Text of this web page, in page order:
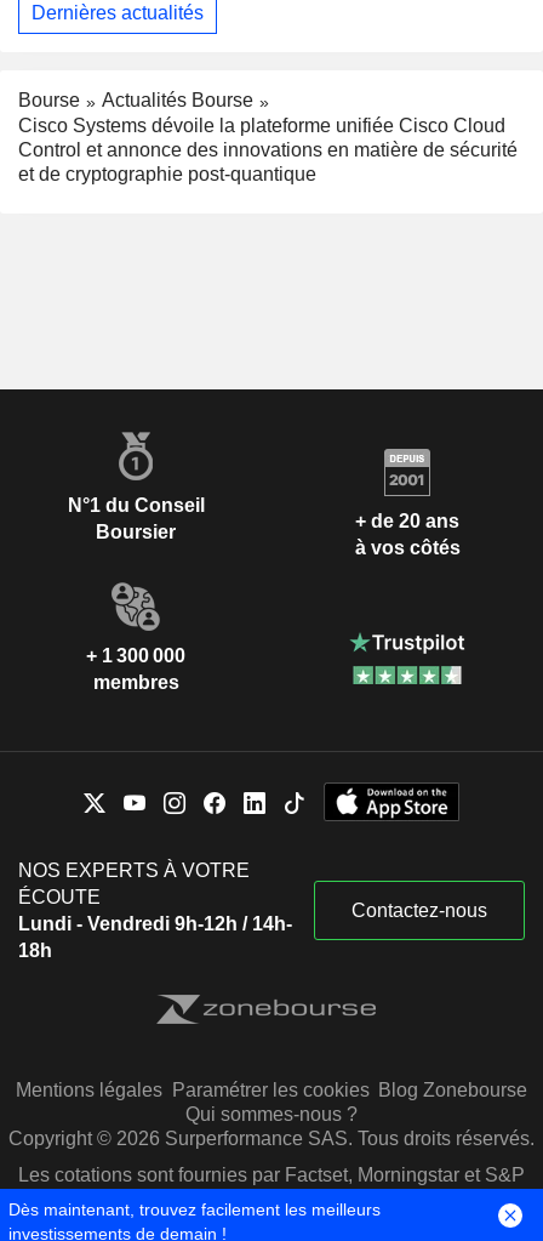
Dernières actualités
Bourse
Actualités Bourse
Cisco Systems dévoile la plateforme unifiée Cisco Cloud
Control et annonce des innovations en matière de sécurité
et de cryptographie post-quantique
N°1 du Conseil
Boursier
+ de 20 ans
à vos côtés
+ 1 300 000
membres
NOS EXPERTS À VOTRE
ÉCOUTE
Lundi - Vendredi 9h-12h / 14h-
18h
Contactez-nous
Mentions légales Paramétrer les cookies Blog Zonebourse
Qui sommes-nous ?
Copyright © 2026 Surperformance SAS. Tous droits réservés.
Les cotations sont fournies par Factset, Morningstar et S&P
Capital IQ
Dès maintenant, trouvez facilement les meilleurs
investissements de demain !